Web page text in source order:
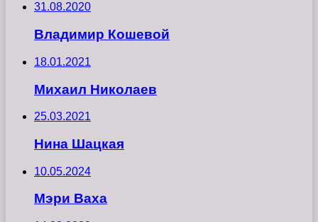
31.08.2020
Владимир Кошевой
18.01.2021
Михаил Николаев
25.03.2021
Нина Шацкая
10.05.2024
Мэри Ваха